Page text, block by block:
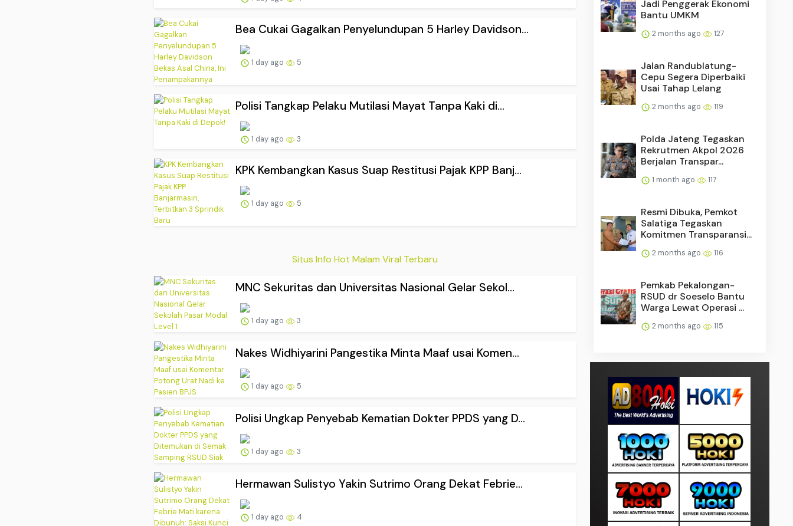
Bea Cukai Gagalkan Penyelundupan 5 Harley Davidson...
1 day ago 5
Polisi Tangkap Pelaku Mutilasi Mayat Tanpa Kaki di...
1 day ago 3
KPK Kembangkan Kasus Suap Restitusi Pajak KPP Banj...
1 day ago 5
Situs Info Hot Malam Viral Terbaru
MNC Sekuritas dan Universitas Nasional Gelar Sekol...
1 day ago 3
Nakes Widhiyarini Pangestika Minta Maaf usai Komen...
1 day ago 5
Polisi Ungkap Penyebab Kematian Dokter PPDS yang D...
1 day ago 3
Hermawan Sulistyo Yakin Sutrimo Orang Dekat Febrie...
1 day ago 4
Jadi Penggerak Ekonomi
Bantu UMKM
2 months ago 127
Jalan Randublatung-
Cepu Segera Diperbaiki
Usai Tahap Lelang
2 months ago 119
Polda Jateng Tegaskan
Rekrutmen Akpol 2026
Berjalan Transpar...
1 month ago 117
Resmi Dibuka, Pemkot
Salatiga Tegaskan
Komitmen Transparansi...
2 months ago 116
Pemkab Pekalongan-
RSUD dr Soeselo Bantu
Warga Lewat Operasi ...
2 months ago 115